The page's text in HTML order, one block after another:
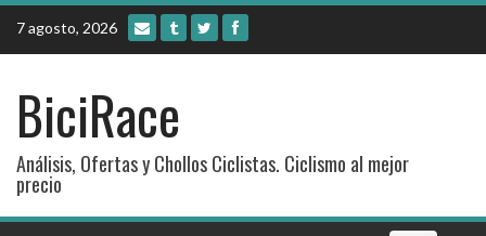
Skip
content
7 agosto, 2026
BiciRace
Análisis, Ofertas y Chollos Ciclistas. Ciclismo al mejor
precio